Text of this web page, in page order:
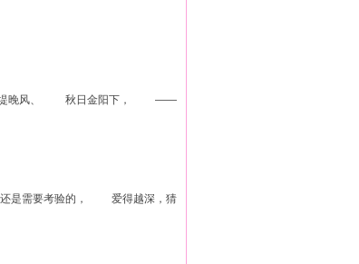
长堤晚风、 秋日金阳下， ——
要考验的， 爱得越深，猜